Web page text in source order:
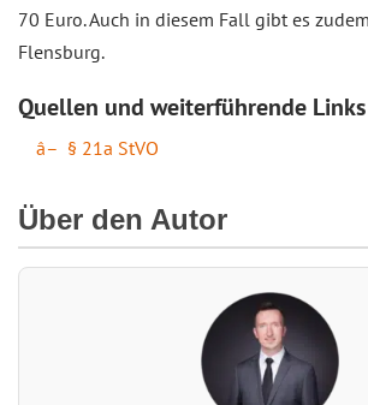
70 Euro. Auch in diesem Fall gibt es
Flensburg.
Quellen und weiterführende Links
§ 21a StVO
Über den Autor